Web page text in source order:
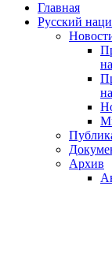
Главная
Русский
Архив